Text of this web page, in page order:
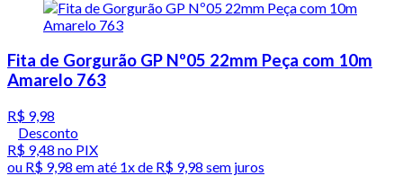
Fita de Gorgurão GP Nº05 22mm Peça com 10m
Amarelo 763
R$ 9,98
Desconto
R$ 9,48 no PIX
ou R$ 9,98 em até 1x de R$ 9,98 sem juros